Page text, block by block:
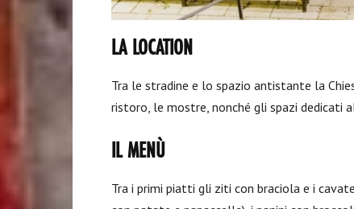
LA LOCATION
Tra le stradine e lo spazio antistante la
ristoro, le mostre, nonché gli spazi dedicati
IL MENÙ
Tra i primi piatti gli ziti con braciola e i